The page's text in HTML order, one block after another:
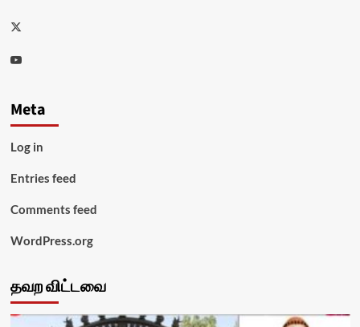
Twitter
Youtube
Meta
Log in
Entries feed
Comments feed
WordPress.org
தவற விட்டவை